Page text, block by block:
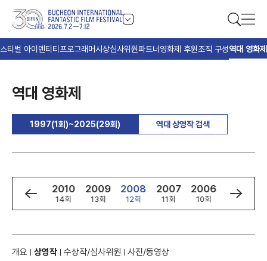
티벌 아이덴티티 프로그래머시상심사위원파트너 영화제 후원조직 구성역대 영화제
역대 영화제
1997(1회)~2025(29회) 역대 상영작 검색
2011
15회
2010
14회
2009
13회
2008
12회
2007
11회
2006
10회
2005
9회
개요 상영작 수상작/심사위원 사진/동영상